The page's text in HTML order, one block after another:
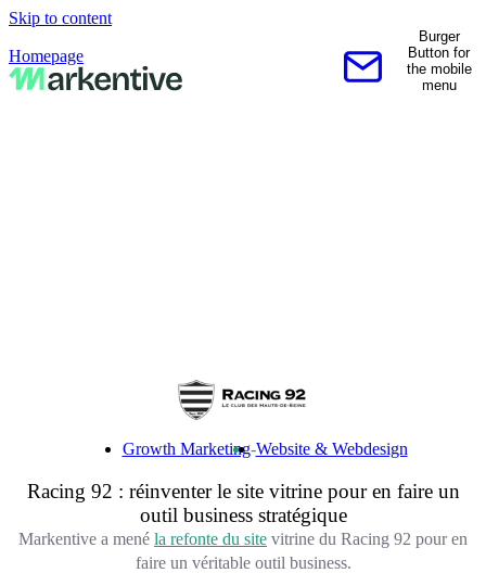
Skip to content
Homepage
Contactez-nous
Burger
Button for
the mobile
menu
Growth Marketing-Website & Webdesign
Racing 92 : réinventer le site vitrine pour en faire un
outil business stratégique
Markentive a mené la refonte du site vitrine du Racing 92 pour en
faire un véritable outil business.